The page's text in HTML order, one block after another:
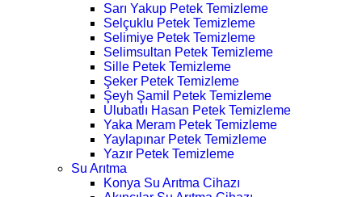
Sarı Yakup Petek Temizleme
Selçuklu Petek Temizleme
Selimiye Petek Temizleme
Selimsultan Petek Temizleme
Sille Petek Temizleme
Şeker Petek Temizleme
Şeyh Şamil Petek Temizleme
Ulubatlı Hasan Petek Temizleme
Yaka Meram Petek Temizleme
Yaylapınar Petek Temizleme
Yazır Petek Temizleme
Su Arıtma
Konya Su Arıtma Cihazı